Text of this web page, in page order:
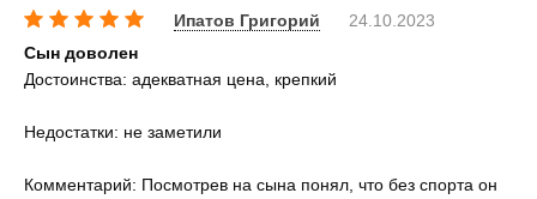
Ипатов Григорий
24.10.2023
Сын доволен
Достоинства: адекватная цена, крепкий
Недостатки: не заметили
Комментарий: Посмотрев на сына понял, что без спорта он